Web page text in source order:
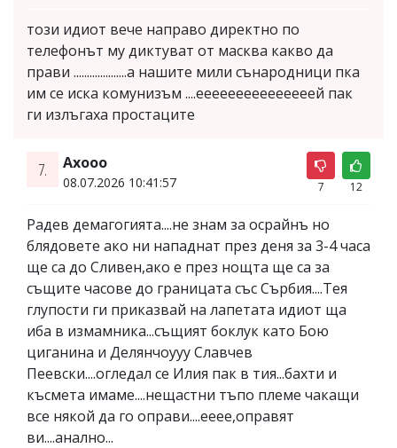
този идиот вече направо директно по
телефонът му диктуват от масква какво да
прави ....................а нашите мили сънародници пка
им се иска комунизъм ....ееееееееееееееей пак
ги излъгаха простаците
7. Ахооо
08.07.2026 10:41:57 7 12
Радев демагогията....не знам за осрайнъ но
блядовете ако ни нападнат през деня за 3-4 часа
ще са до Сливен,ако е през нощта ще са за
същите часове до границата със Сърбия....Тея
глупости ги приказвай на лапетата идиот ща
иба в измамника...същият боклук като Бою
циганина и Делянчоууу Славчев
Пеевски....огледал се Илия пак в тия...бахти и
късмета имаме....нещастни тъпо племе чакащи
все някой да го оправи....ееее,оправят
ви....анално...